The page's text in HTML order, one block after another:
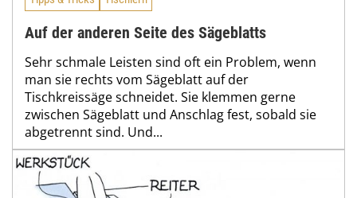
Auf der anderen Seite des Sägeblatts
Sehr schmale Leisten sind oft ein Problem, wenn
man sie rechts vom Sägeblatt auf der
Tischkreissäge schneidet. Sie klemmen gerne
zwischen Sägeblatt und Anschlag fest, sobald sie
abgetrennt sind. Und...